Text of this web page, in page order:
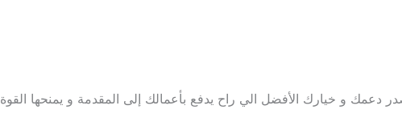
دعمك و خيارك الأفضل الي راح يدفع بأعمالك إلى المقدمة و يمنحها القوة